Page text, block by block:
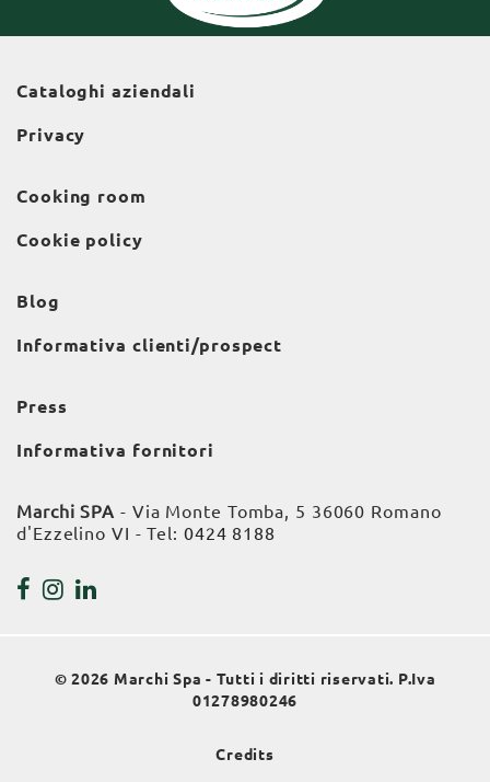
Cataloghi aziendali
Privacy
Cooking room
Cookie policy
Blog
Informativa clienti/prospect
Press
Informativa fornitori
Marchi SPA - Via Monte Tomba, 5 36060 Romano
d'Ezzelino VI - Tel: 0424 8188
© 2026 Marchi Spa - Tutti i diritti riservati. P.Iva
01278980246
Credits